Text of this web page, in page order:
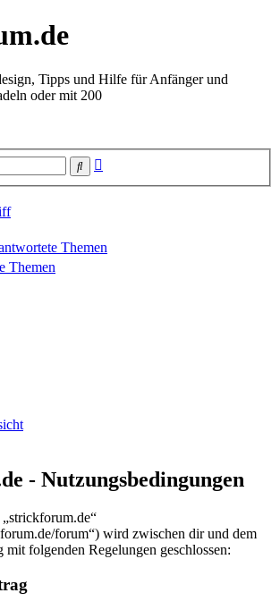
Tipps und Hilfe für Anfänger und
oder mit 200
Suche
Themen
Themen
- Nutzungsbedingungen
forum“) wird zwischen dir und dem
mit folgenden Regelungen geschlossen: